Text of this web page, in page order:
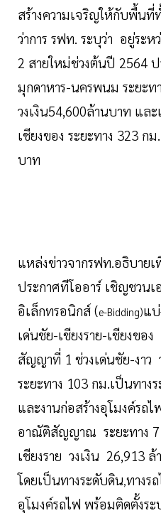
สร้างความเจริญให้กับพื้
ว่าการ รฟท. ระบุว่า อยู่ระ
2 สายใหม่ช่วงต้นปี 2564
มุกดาหาร-นครพนม ระยะท
วงเงิน54,600ล้านบาท แล
เชียงของ ระยะทาง 323 ก
บาท
แหล่งข่าวจากรฟท.อธิบาย
ประกาศทีโออาร์ เชิญชวน
อิเล็กทรอนิกส์ (e-Bidding)แ
เด่นชัย-เชียงราย-เชียงข
สัญญาที่ 1 ช่วงเด่นชัย-งาว
ระยะทาง 103 กม.เป็นทาง
และงานก่อสร้างอุโมงค์รถ
อาณัติสัญญาณ ระยะทาง 7
เชียงราย วงเงิน 26,913
โดยเป็นทางระดับดิน,ทางร
อุโมงค์รถไฟ พร้อมติดตั้ง